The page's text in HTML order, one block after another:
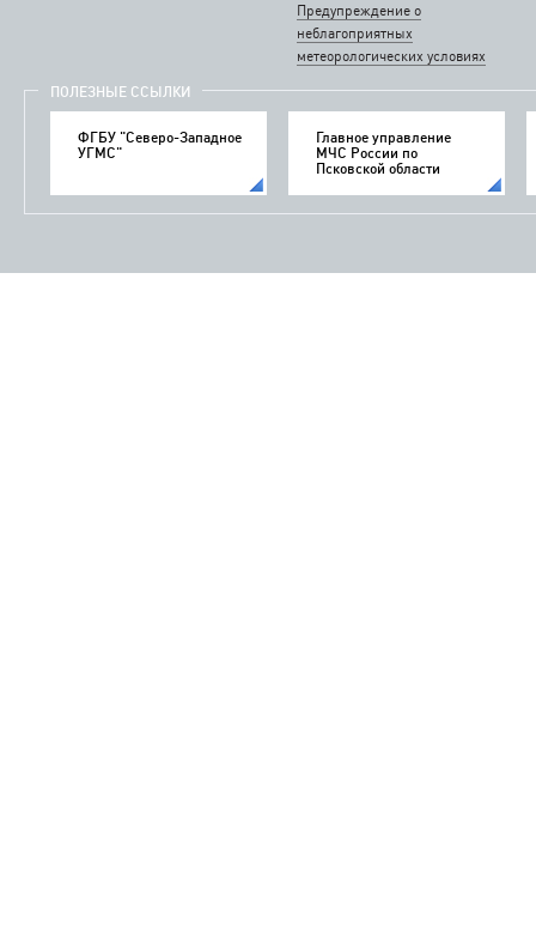
Предупреждение о
неблагоприятных
метеорологических условиях
ПОЛЕЗНЫЕ ССЫЛКИ
ФГБУ "Северо-Западное
УГМС"
Главное управление
МЧС России по
Псковской области